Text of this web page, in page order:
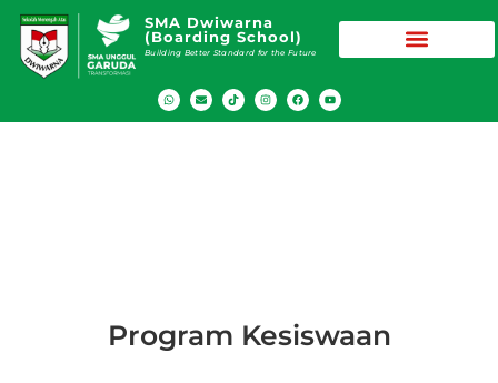
SMA Dwiwarna
(Boarding School)
Building Better Standard for the Future
Program Kesiswaan